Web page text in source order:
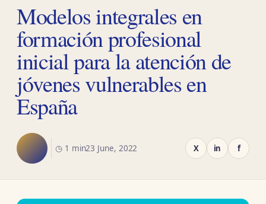
Modelos integrales en
formación profesional
inicial para la atención de
jóvenes vulnerables en
España
◷ 1 min23 June, 2022 X in f